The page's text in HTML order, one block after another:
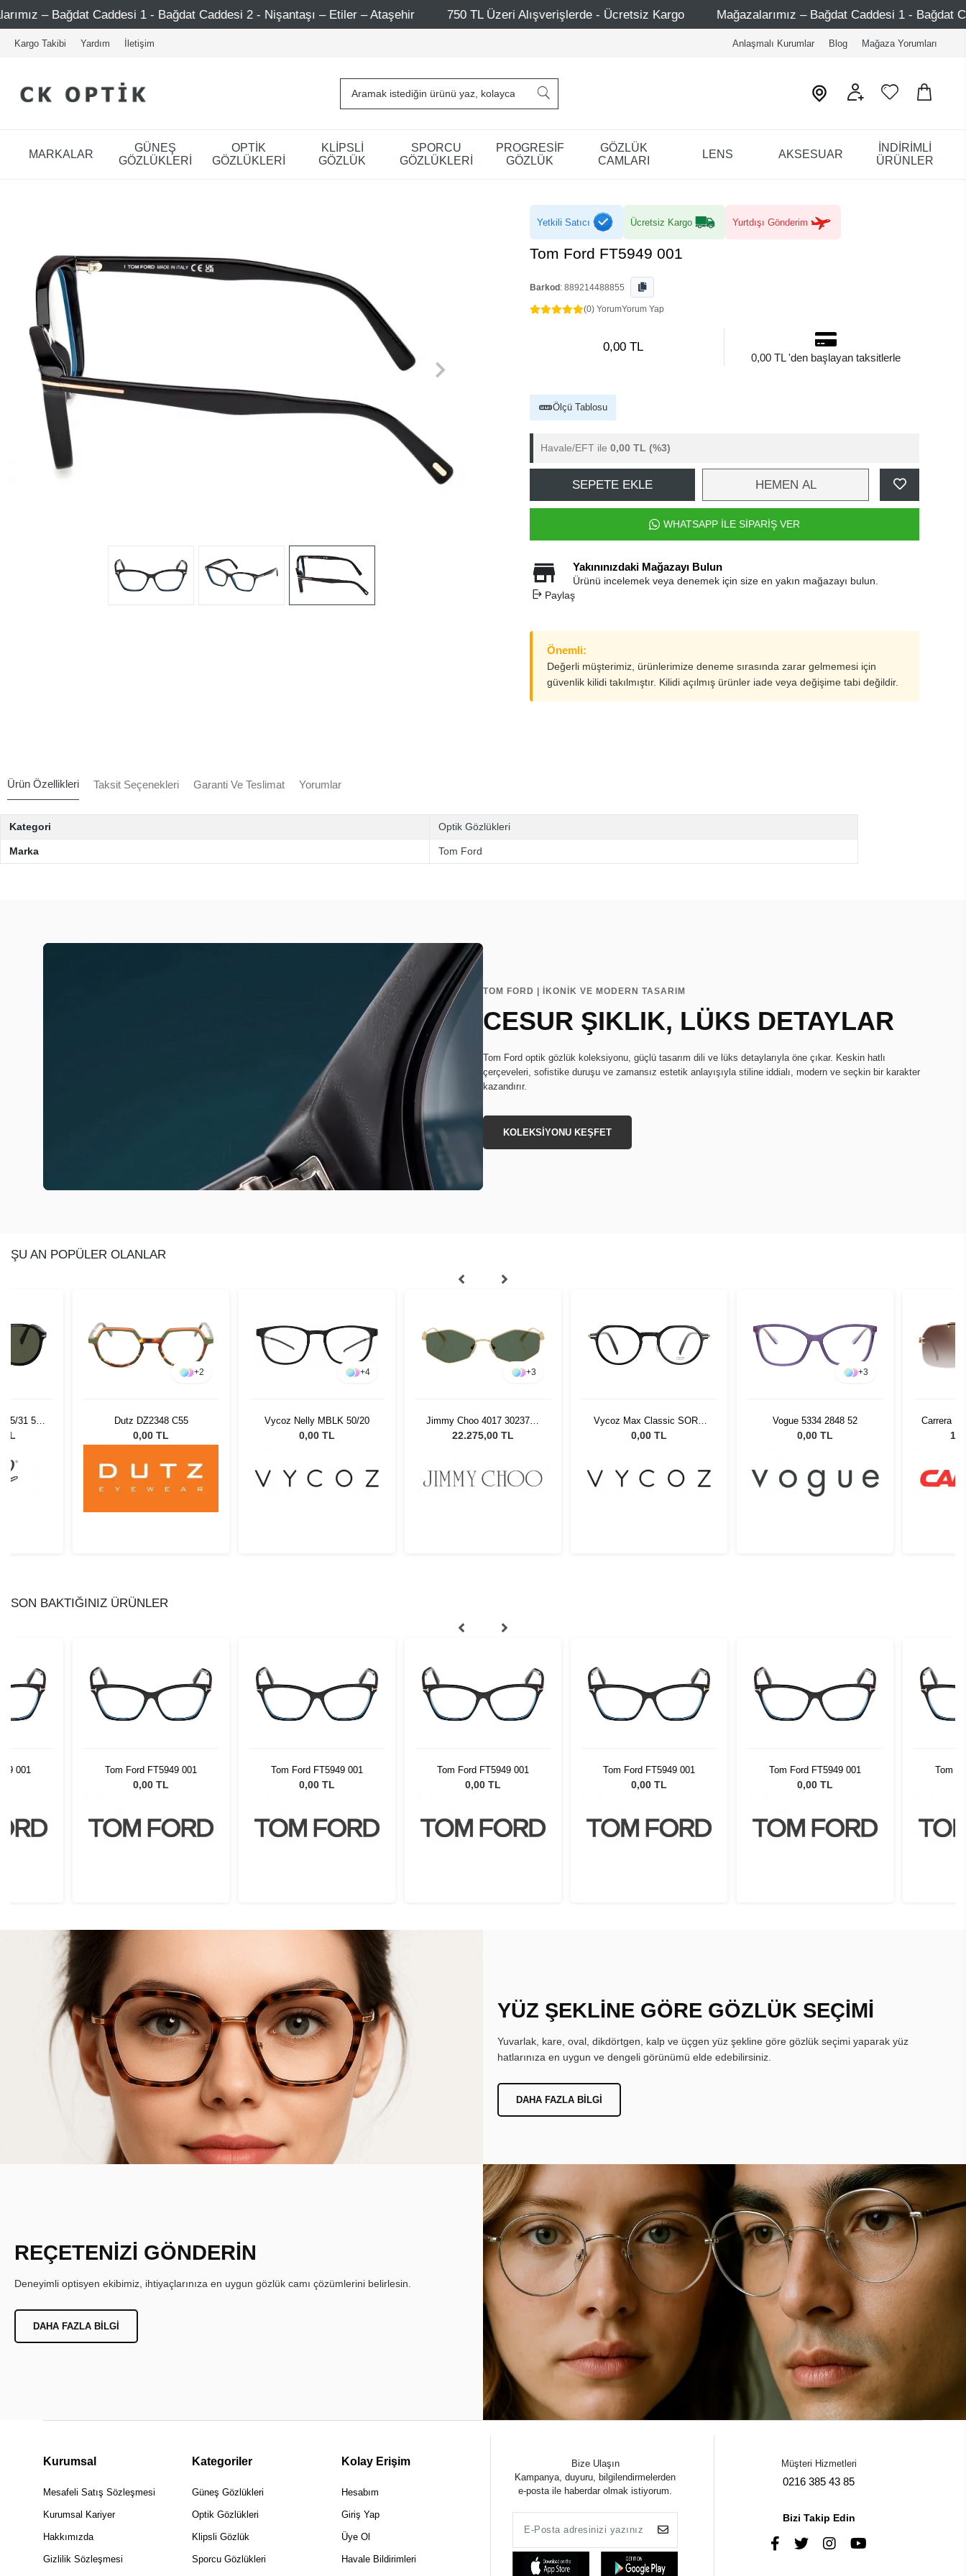
1 - Bağdat Caddesi 2 - Nişantaşı – Etiler – Ataşehir 750 TL Üzeri Alışverişlerde - Ücretsiz Kargo Mağazalarımız – Bağdat Caddesi 1 - Bağdat Caddesi 2 -
Kargo Takibi Yardım İletişim Anlaşmalı Kurumlar Blog Mağaza Yorumları
MARKALAR
GÜNEŞ
GÖZLÜKLERİ
OPTİK
GÖZLÜKLERİ
KLİPSLİ
GÖZLÜK
SPORCU
GÖZLÜKLERİ
PROGRESİF
GÖZLÜK
GÖZLÜK
CAMLARI
LENS AKSESUAR
İNDİRİMLİ
ÜRÜNLER
Yetkili Satıcı Ücretsiz Kargo Yurtdışı Gönderim
Tom Ford FT5949 001
Barkod : 889214488855
(0) YorumYorum Yap
0,00 TL
0,00 TL 'den başlayan taksitlerle
Ölçü Tablosu
Havale/EFT ile 0,00 TL (%3)
SEPETE EKLE HEMEN AL
WHATSAPP İLE SİPARİŞ VER
Yakınınızdaki Mağazayı Bulun
Ürünü incelemek veya denemek için size en yakın mağazayı bulun.
Paylaş
Önemli:
Değerli müşterimiz, ürünlerimize deneme sırasında zarar gelmemesi için
güvenlik kilidi takılmıştır. Kilidi açılmış ürünler iade veya değişime tabi değildir.
Ürün Özellikleri Taksit Seçenekleri Garanti Ve Teslimat Yorumlar
Kategori Optik Gözlükleri
Marka Tom Ford
TOM FORD | İKONİK VE MODERN TASARIM
CESUR ŞIKLIK, LÜKS DETAYLAR
Tom Ford optik gözlük koleksiyonu, güçlü tasarım dili ve lüks detaylarıyla öne çıkar. Keskin hatlı
çerçeveleri, sofistike duruşu ve zamansız estetik anlayışıyla stiline iddialı, modern ve seçkin bir karakter
kazandırır.
KOLEKSİYONU KEŞFET
ŞU AN POPÜLER OLANLAR
95/31 55
TL
+2
Dutz DZ2348 C55
0,00 TL
+4
Vycoz Nelly MBLK 50/20
0,00 TL
+3
Jimmy Choo 4017 302371 -
55 Kadın Güneş Gözlüğü
22.275,00 TL
Vycoz Max Classic SORA
SBLK 48-21 57445
0,00 TL
+3
Vogue 5334 2848 52
0,00 TL
Carrera
Erkek
SON BAKTIĞINIZ ÜRÜNLER
001 Tom Ford FT5949 001
0,00 TL
Tom Ford FT5949 001
0,00 TL
Tom Ford FT5949 001
0,00 TL
Tom Ford FT5949 001
0,00 TL
Tom Ford FT5949 001
0,00 TL
Tom
YÜZ ŞEKLİNE GÖRE GÖZLÜK SEÇİMİ
Yuvarlak, kare, oval, dikdörtgen, kalp ve üçgen yüz şekline göre gözlük seçimi yaparak yüz
hatlarınıza en uygun ve dengeli görünümü elde edebilirsiniz.
DAHA FAZLA BILGI
REÇETENİZİ GÖNDERİN
Deneyimli optisyen ekibimiz, ihtiyaçlarınıza en uygun gözlük camı çözümlerini belirlesin.
DAHA FAZLA BILGI
Kurumsal
Mesafeli Satış Sözleşmesi
Kurumsal Kariyer
Hakkımızda
Gizlilik Sözleşmesi
Kategoriler
Güneş Gözlükleri
Optik Gözlükleri
Klipsli Gözlük
Sporcu Gözlükleri
Kolay Erişim
Hesabım
Giriş Yap
Üye Ol
Havale Bildirimleri
Bize Ulaşın
Kampanya, duyuru, bilgilendirmelerden
e-posta ile haberdar olmak istiyorum.
Müşteri Hizmetleri
0216 385 43 85
Bizi Takip Edin